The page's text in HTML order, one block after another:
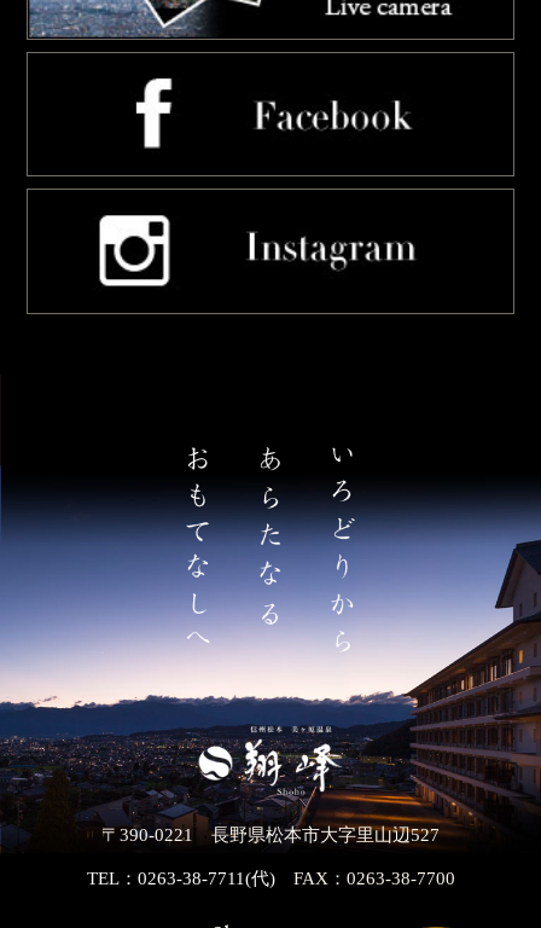
〒390-0221 長野県松本市大字里山辺527
TEL：0263-38-7711(代)FAX：0263-38-7700